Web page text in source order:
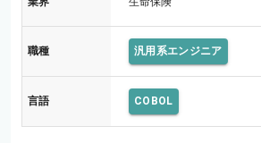
職種 汎用系エンジニア
言語 COBOL